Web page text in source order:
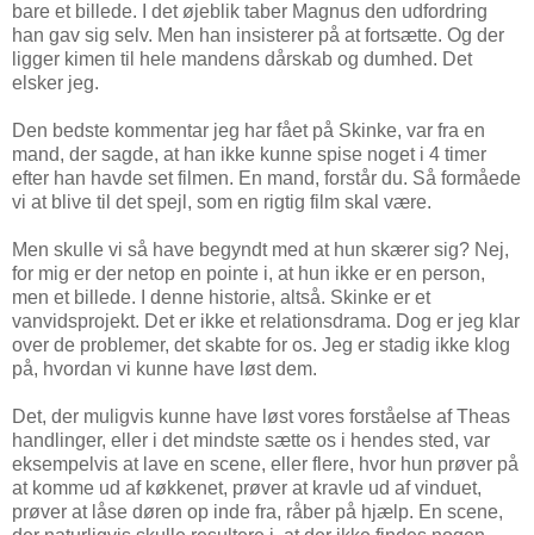
bare et billede. I det øjeblik taber Magnus den udfordring
han gav sig selv. Men han insisterer på at fortsætte. Og der
ligger kimen til hele mandens dårskab og dumhed. Det
elsker jeg.
Den bedste kommentar jeg har fået på Skinke, var fra en
mand, der sagde, at han ikke kunne spise noget i 4 timer
efter han havde set filmen. En mand, forstår du. Så formåede
vi at blive til det spejl, som en rigtig film skal være.
Men skulle vi så have begyndt med at hun skærer sig? Nej,
for mig er der netop en pointe i, at hun ikke er en person,
men et billede. I denne historie, altså. Skinke er et
vanvidsprojekt. Det er ikke et relationsdrama. Dog er jeg klar
over de problemer, det skabte for os. Jeg er stadig ikke klog
på, hvordan vi kunne have løst dem.
Det, der muligvis kunne have løst vores forståelse af Theas
handlinger, eller i det mindste sætte os i hendes sted, var
eksempelvis at lave en scene, eller flere, hvor hun prøver på
at komme ud af køkkenet, prøver at kravle ud af vinduet,
prøver at låse døren op inde fra, råber på hjælp. En scene,